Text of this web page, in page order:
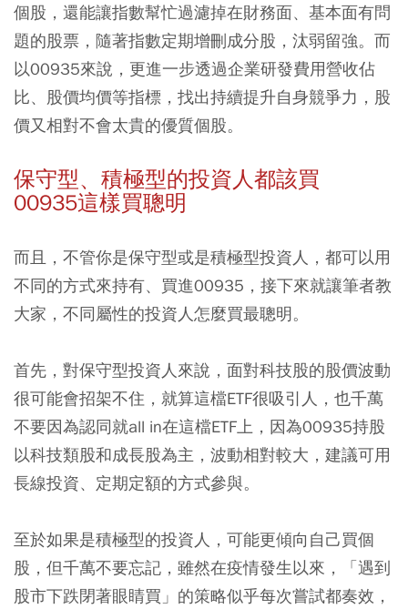
個股，還能讓指數幫忙過濾掉在財務面、基本面有問
題的股票，隨著指數定期增刪成分股，汰弱留強。而
以00935來說，更進一步透過企業研發費用營收佔
比、股價均價等指標，找出持續提升自身競爭力，股
價又相對不會太貴的優質個股。
保守型、積極型的投資人都該買
00935這樣買聰明
而且，不管你是保守型或是積極型投資人，都可以用
不同的方式來持有、買進00935，接下來就讓筆者教
大家，不同屬性的投資人怎麼買最聰明。
首先，對保守型投資人來說，面對科技股的股價波動
很可能會招架不住，就算這檔ETF很吸引人，也千萬
不要因為認同就all in在這檔ETF上，因為00935持股
以科技類股和成長股為主，波動相對較大，建議可用
長線投資、定期定額的方式參與。
至於如果是積極型的投資人，可能更傾向自己買個
股，但千萬不要忘記，雖然在疫情發生以來，「遇到
股市下跌閉著眼睛買」的策略似乎每次嘗試都奏效，